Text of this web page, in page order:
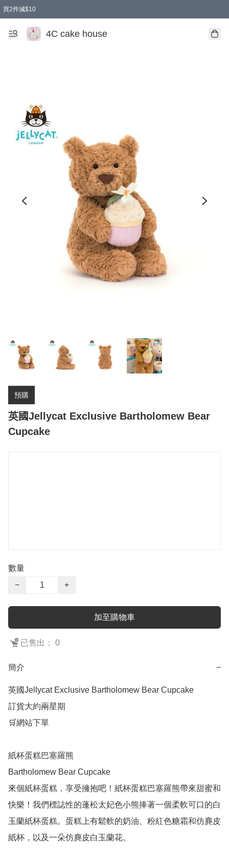
買2件減$10
任選兩件減$10
買兩盒減$10
買兩件減$10
買2件減$10
買2件減$10
4C cake house
預購
英國Jellycat Exclusive Bartholomew Bear
Cupcake
數量
−
+
加至購物車
已售出： 0
簡介 −
英國Jellycat Exclusive Bartholomew Bear Cupcake
訂貨大約兩星期
🛒網站下單
紙杯蛋糕巴塞羅熊
Bartholomew Bear Cupcake
來個紙杯蛋糕，享受擁抱吧！紙杯蛋糕巴塞羅熊帶來甜蜜和
快樂！我們標誌性的蓬松太妃色小熊捧著一個柔軟可口的白
玉蘭紙杯蛋糕。蛋糕上有鬆軟的奶油、粉紅色糖霜和仿麂皮
紙杯，以及一朵仿麂皮白玉蘭花。